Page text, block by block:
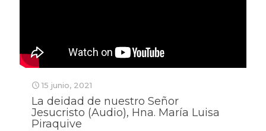
15 junio, 2021
La deidad de nuestro Señor
Jesucristo (Audio), Hna. María Luisa
Piraquive